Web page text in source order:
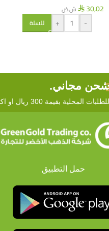
⃁ 30,02 ش.ض
-
+ للسلة
شحن مجاني.
للطلبات المحلية بقيمة 300 ريال او اكثر
حمل التطبيق